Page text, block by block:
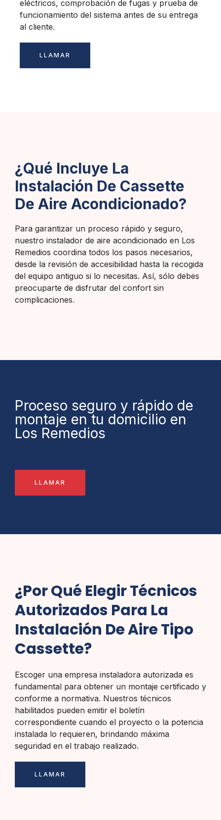
eléctricos, comprobación de fugas y prueba de
funcionamiento del sistema antes de su entrega
al cliente.
LLAMAR
¿Qué Incluye La
Instalación De Cassette
De Aire Acondicionado?
Para garantizar un proceso rápido y seguro,
nuestro instalador de aire acondicionado en Los
Remedios coordina todos los pasos necesarios,
desde la revisión de accesibilidad hasta la recogida
del equipo antiguo si lo necesitas. Así, sólo debes
preocuparte de disfrutar del confort sin
complicaciones.
Proceso seguro y rápido de
montaje en tu domicilio en
Los Remedios
LLAMAR
¿Por Qué Elegir Técnicos
Autorizados Para La
Instalación De Aire Tipo
Cassette?
Escoger una empresa instaladora autorizada es
fundamental para obtener un montaje certificado y
conforme a normativa. Nuestros técnicos
habilitados pueden emitir el boletín
correspondiente cuando el proyecto o la potencia
instalada lo requieren, brindando máxima
seguridad en el trabajo realizado.
LLAMAR